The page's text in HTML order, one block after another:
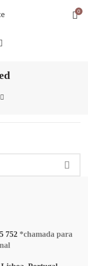
0
752 *chamada para